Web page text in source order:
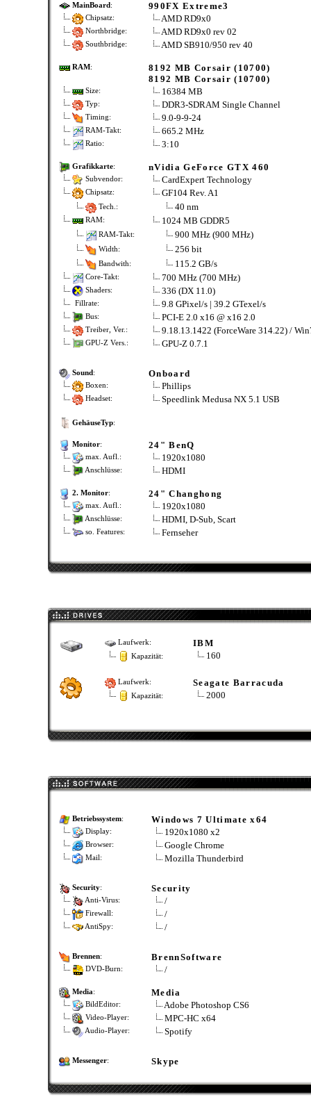
MainBoard: 990FX Extreme3
Chipsatz: AMD RD9x0
Northbridge: AMD RD9x0 rev 02
Southbridge: AMD SB910/950 rev 40
RAM:
8192 MB Corsair (10700)
8192 MB Corsair (10700)
Size: 16384 MB
Typ: DDR3-SDRAM Single Channel
Timing: 9.0-9-9-24
RAM-Takt: 665.2 MHz
Ratio: 3:10
Grafikkarte: nVidia GeForce GTX 460
Subvendor: CardExpert Technology
Chipsatz: GF104 Rev. A1
Tech.: 40 nm
RAM: 1024 MB GDDR5
RAM-Takt: 900 MHz (900 MHz)
Width: 256 bit
Bandwith: 115.2 GB/s
Core-Takt: 700 MHz (700 MHz)
Shaders: 336 (DX 11.0)
Fillrate: 9.8 GPixel/s | 39.2 GTexel/s
Bus: PCI-E 2.0 x16 @ x16 2.0
Treiber, Ver.: 9.18.13.1422 (ForceWare 314.22) /
GPU-Z Vers.: GPU-Z 0.7.1
Sound: Onboard
Boxen: Phillips
Headset: Speedlink Medusa NX 5.1 USB
GehäuseTyp:
Monitor: 24" BenQ
max. Aufl.: 1920x1080
Anschlüsse: HDMI
2. Monitor: 24" Changhong
max. Aufl.: 1920x1080
Anschlüsse: HDMI, D-Sub, Scart
so. Features: Fernseher
Laufwerk: IBM
Kapazität: 160
Laufwerk: Seagate Barracuda
Kapazität: 2000
Betriebssystem: Windows 7 Ultimate x64
Display: 1920x1080 x2
Browser: Google Chrome
Mail: Mozilla Thunderbird
Security: Security
Anti-Virus: /
Firewall: /
AntiSpy: /
Brennen: BrennSoftware
DVD-Burn: /
Media: Media
BildEditor: Adobe Photoshop CS6
Video-Player: MPC-HC x64
Audio-Player: Spotify
Messenger: Skype